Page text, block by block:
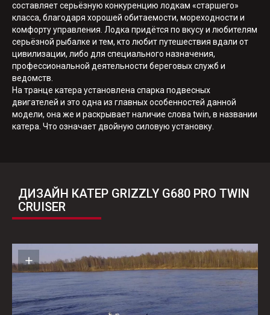
составляет серьёзную конкуренцию лодкам «старшего»
класса, благодаря хорошей обитаемости, мореходности и
комфорту управления. Лодка придётся по вкусу и любителям
серьёзной рыбалке и тем, кто любит путешествия вдали от
цивилизации, либо для специального назначения,
профессиональной деятельности береговых служб и
ведомств.
На транце катера установлена спарка подвесных
двигателей и это одна из главных особенностей данной
модели, она же и раскрывает наличие слова twin, в названии
катера. Что означает двойную силовую установку.
ДИЗАЙН КАТЕР GRIZZLY G680 PRO TWIN
CRUISER